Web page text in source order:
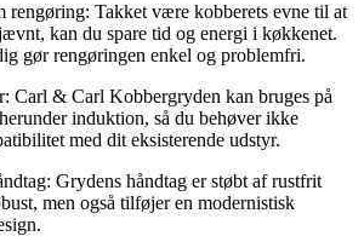
rengøring: Takket være kobberets evne til at
kan du spare tid og energi i køkkenet.
gør rengøringen enkel og problemfri.
Carl & Carl Kobbergryden kan bruges på
induktion, så du behøver ikke
med dit eksisterende udstyr.
Grydens håndtag er støbt af rustfrit
men også tilføjer en modernistisk